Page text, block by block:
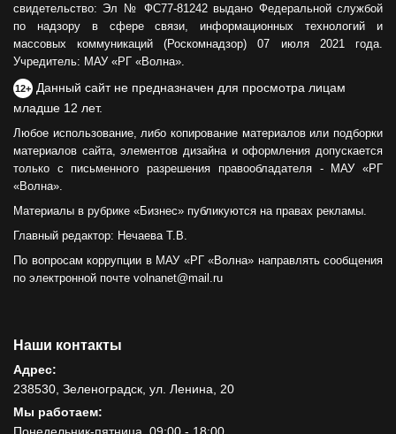
свидетельство: Эл № ФС77-81242 выдано Федеральной службой
по надзору в сфере связи, информационных технологий и
массовых коммуникаций (Роскомнадзор) 07 июля 2021 года.
Учредитель: МАУ «РГ «Волна».
12+ Данный сайт не предназначен для просмотра лицам
младше 12 лет.
Любое использование, либо копирование материалов или подборки
материалов сайта, элементов дизайна и оформления допускается
только с письменного разрешения правообладателя - МАУ «РГ
«Волна».
Материалы в рубрике «Бизнес» публикуются на правах рекламы.
Главный редактор: Нечаева Т.В.
По вопросам коррупции в МАУ «РГ «Волна» направлять сообщения
по электронной почте volnanet@mail.ru
Наши контакты
Адрес:
238530, Зеленоградск, ул. Ленина, 20
Мы работаем:
Понедельник-пятница, 09:00 - 18:00